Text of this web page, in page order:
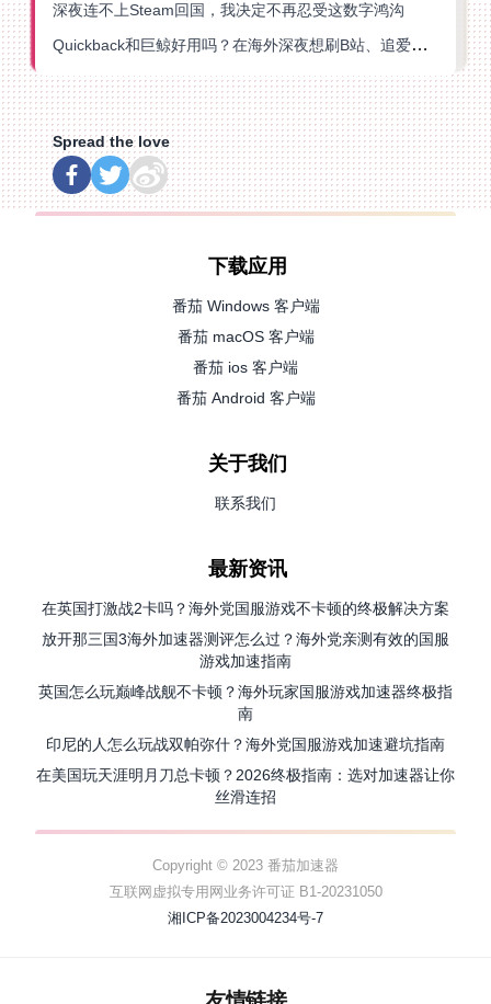
深夜连不上Steam回国，我决定不再忍受这数字鸿沟
Quickback和巨鲸好用吗？在海外深夜想刷B站、追爱奇艺的你，或许正需要这份答案
Spread the love
下载应用
番茄 Windows 客户端
番茄 macOS 客户端
番茄 ios 客户端
番茄 Android 客户端
关于我们
联系我们
最新资讯
在英国打激战2卡吗？海外党国服游戏不卡顿的终极解决方案
放开那三国3海外加速器测评怎么过？海外党亲测有效的国服
游戏加速指南
英国怎么玩巅峰战舰不卡顿？海外玩家国服游戏加速器终极指
南
印尼的人怎么玩战双帕弥什？海外党国服游戏加速避坑指南
在美国玩天涯明月刀总卡顿？2026终极指南：选对加速器让你
丝滑连招
Copyright © 2023 番茄加速器
互联网虚拟专用网业务许可证 B1-20231050
湘ICP备2023004234号-7